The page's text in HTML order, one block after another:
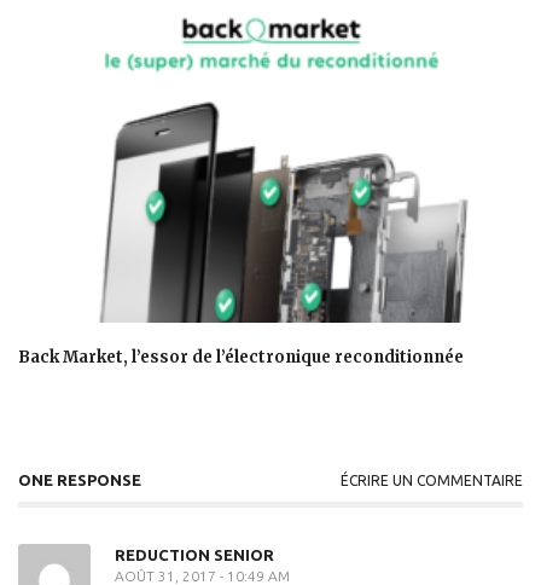
Back Market, l’essor de l’électronique reconditionnée
ONE RESPONSE ÉCRIRE UN COMMENTAIRE
REDUCTION SENIOR
AOÛT 31, 2017 - 10:49 AM